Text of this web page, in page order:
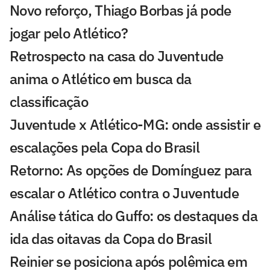
Novo reforço, Thiago Borbas já pode
jogar pelo Atlético?
Retrospecto na casa do Juventude
anima o Atlético em busca da
classificação
Juventude x Atlético-MG: onde assistir e
escalações pela Copa do Brasil
Retorno: As opções de Domínguez para
escalar o Atlético contra o Juventude
Análise tática do Guffo: os destaques da
ida das oitavas da Copa do Brasil
Reinier se posiciona após polêmica em